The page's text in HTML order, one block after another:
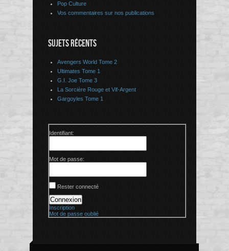
Pop Culture
Vos commentaires sur nos publications
SUJETS RÉCENTS
Avengers World Tome 2
Ultimates Tome 1
G.I. Joe Tome 3
La Sorcière Rouge et Vif-Argent
Gargoyles Tome 1
Identifiant:
Mot de passe:
Rester connecté
Connexion
Inscription
Mot de passe oublié